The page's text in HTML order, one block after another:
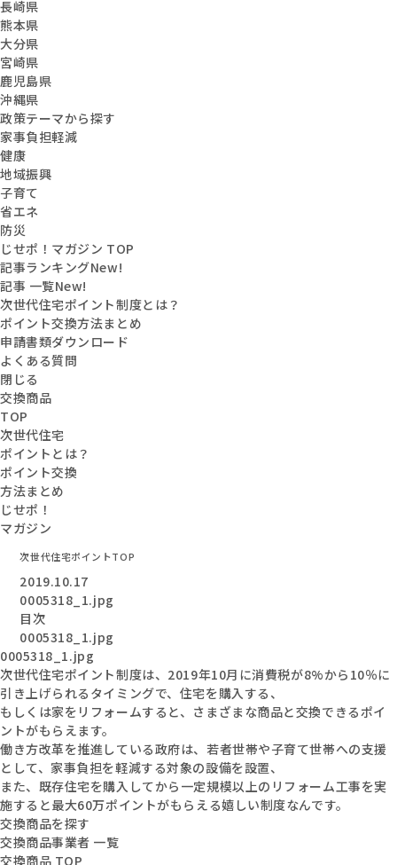
長崎県
熊本県
大分県
宮崎県
鹿児島県
沖縄県
政策テーマから探す
家事負担軽減
健康
地域振興
子育て
省エネ
防災
じせポ！マガジン TOP
記事ランキングNew!
記事 一覧New!
次世代住宅ポイント制度とは？
ポイント交換方法まとめ
申請書類ダウンロード
よくある質問
閉じる
交換商品
TOP
次世代住宅
ポイントとは？
ポイント交換
方法まとめ
じせポ！
マガジン
次世代住宅ポイントTOP
2019.10.17
0005318_1.jpg
目次
0005318_1.jpg
0005318_1.jpg
次世代住宅ポイント制度は、2019年10月に消費税が8%から10％に
引き上げられるタイミングで、住宅を購入する、
もしくは家をリフォームすると、さまざまな商品と交換できるポイ
ントがもらえます。
働き方改革を推進している政府は、若者世帯や子育て世帯への支援
として、家事負担を軽減する対象の設備を設置、
また、既存住宅を購入してから一定規模以上のリフォーム工事を実
施すると最大60万ポイントがもらえる嬉しい制度なんです。
交換商品を探す
交換商品事業者 一覧
交換商品 TOP